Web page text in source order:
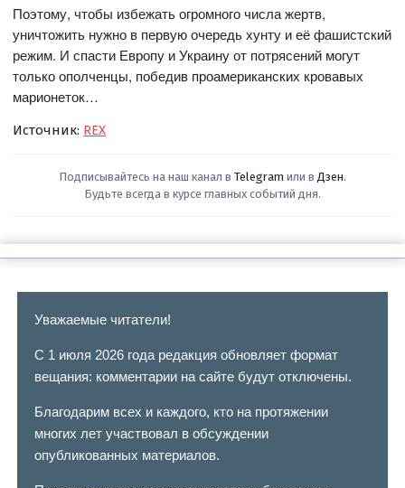
Поэтому, чтобы избежать огромного числа жертв,
уничтожить нужно в первую очередь хунту и её фашистский
режим. И спасти Европу и Украину от потрясений могут
только ополченцы, победив проамериканских кровавых
марионеток…
Источник: REX
Подписывайтесь на наш канал в Telegram или в Дзен.
Будьте всегда в курсе главных событий дня.
Уважаемые читатели!
С 1 июля 2026 года редакция обновляет формат
вещания: комментарии на сайте будут отключены.
Благодарим всех и каждого, кто на протяжении
многих лет участвовал в обсуждении
опубликованных материалов.